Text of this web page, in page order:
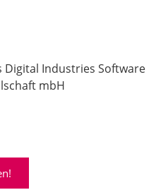
Digital Industries Software
mbH